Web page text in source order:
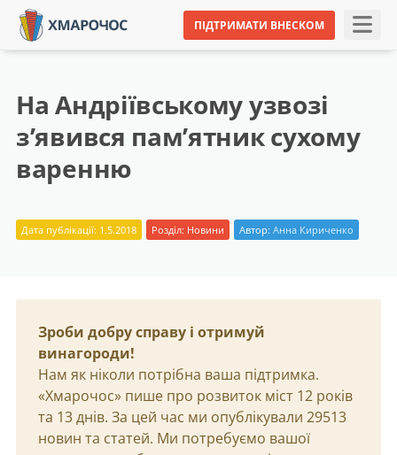
ПІДТРИМАТИ ВНЕСКОМ
На Андріївському узвозі
з’явився пам’ятник сухому
варенню
Дата публікації: 1.5.2018 Розділ: Новини Автор: Анна Кириченко
Зроби добру справу і отримуй
винагороди!
Нам як ніколи потрібна ваша підтримка.
«Хмарочос» пише про розвиток міст 12 років
та 13 днів. За цей час ми опублікували 29513
новин та статей. Ми потребуємо вашої